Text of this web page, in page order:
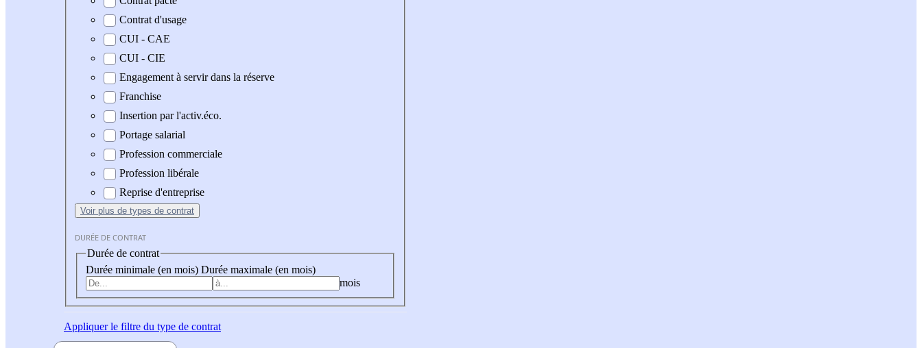
Contrat d'usage
CUI - CAE
CUI - CIE
Engagement à servir dans la réserve
Franchise
Insertion par l'activ.éco.
Portage salarial
Profession commerciale
Profession libérale
Reprise d'entreprise
Voir plus de types de contrat
DURÉE DE CONTRAT
Durée de contrat
Durée minimale (en mois) Durée maximale (en mois)
mois
Appliquerle filtre du type de contrat